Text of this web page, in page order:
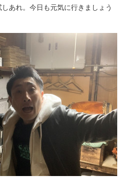
あれ。今日も元気に行きましょう